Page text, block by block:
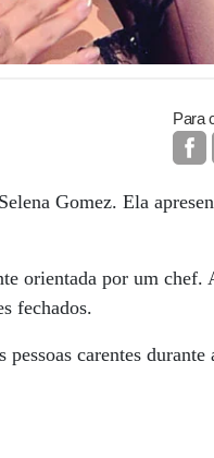
Para
Gomez. Ela
orientada por um chef.
fechados.
carentes durante